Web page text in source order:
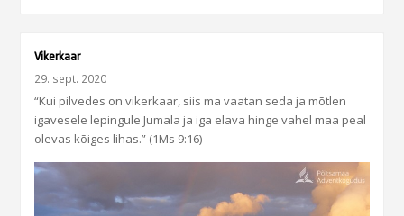
Vikerkaar
29. sept. 2020
“Kui pilvedes on vikerkaar, siis ma vaatan seda ja mõtlen
igavesele lepingule Jumala ja iga elava hinge vahel maa peal
olevas kõiges lihas.” (1Ms 9:16)